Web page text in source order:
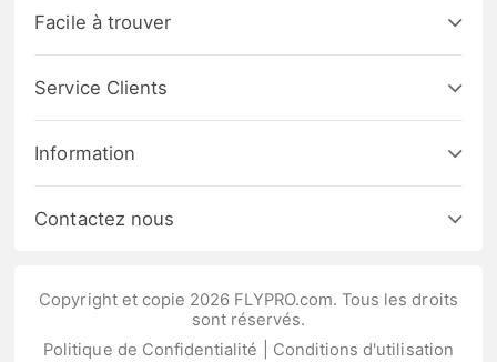
Facile à trouver
Service Clients
Information
Contactez nous
Copyright et copie 2026 FLYPRO.com. Tous les droits
sont réservés.
Politique de Confidentialité
Conditions d'utilisation